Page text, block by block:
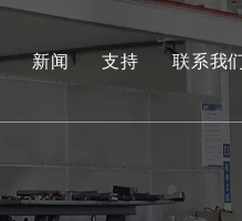
新闻 支持 联系我